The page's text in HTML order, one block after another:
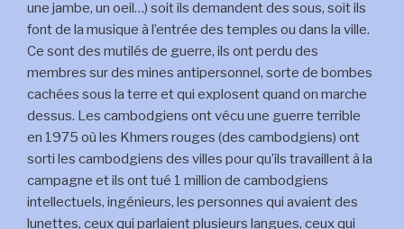
une jambe, un oeil…) soit ils demandent des sous, soit ils
font de la musique à l’entrée des temples ou dans la ville.
Ce sont des mutilés de guerre, ils ont perdu des
membres sur des mines antipersonnel, sorte de bombes
cachées sous la terre et qui explosent quand on marche
dessus. Les cambodgiens ont vécu une guerre terrible
en 1975 où les Khmers rouges (des cambodgiens) ont
sorti les cambodgiens des villes pour qu’ils travaillent à la
campagne et ils ont tué 1 million de cambodgiens
intellectuels, ingénieurs, les personnes qui avaient des
lunettes, ceux qui parlaient plusieurs langues, ceux qui